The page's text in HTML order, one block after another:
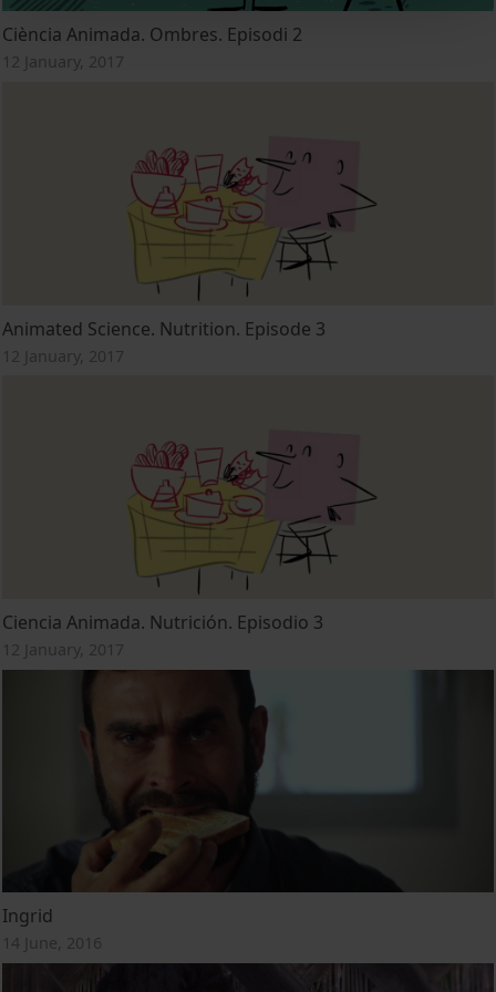
Ciència Animada. Ombres. Episodi 2
12 January, 2017
Animated Science. Nutrition. Episode 3
12 January, 2017
Ciencia Animada. Nutrición. Episodio 3
12 January, 2017
Ingrid
14 June, 2016